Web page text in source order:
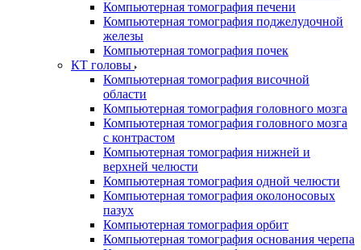
Компьютерная томография печени
Компьютерная томография поджелудочной
железы
Компьютерная томография почек
КТ головы
Компьютерная томография височной
области
Компьютерная томография головного мозга
Компьютерная томография головного мозга
с контрастом
Компьютерная томография нижней и
верхней челюсти
Компьютерная томография одной челюсти
Компьютерная томография околоносовых
пазух
Компьютерная томография орбит
Компьютерная томография основания черепа